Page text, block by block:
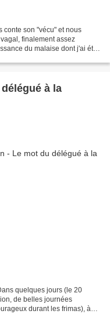
conte son "vécu" et nous
finalement assez
du malaise dont j'ai été
à la
quelques jours (le 20
de belles journées
durant les frimas), à